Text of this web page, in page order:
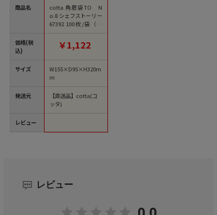
商品名
価格(税
込)
サイズ
発送元
レビュー
cotta 角底袋TO N
o.8 シェフストーリー
67392 100枚/袋（ご
注文単位1袋）【直送
品】￥1,122
W155×D95×H320m
m
【直送品】cotta(コ
ッタ)
レビュー